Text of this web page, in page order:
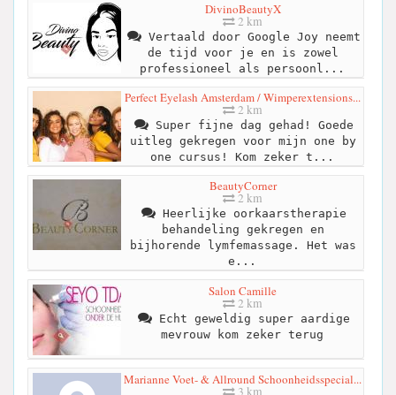
DivinoBeautyX
2 km
Vertaald door Google Joy neemt
de tijd voor je en is zowel
professioneel als persoonl...
Perfect Eyelash Amsterdam / Wimperextensions...
2 km
Super fijne dag gehad! Goede
uitleg gekregen voor mijn one by
one cursus! Kom zeker t...
BeautyCorner
2 km
Heerlijke oorkaarstherapie
behandeling gekregen en
bijhorende lymfemassage. Het was
e...
Salon Camille
2 km
Echt geweldig super aardige
mevrouw kom zeker terug
Marianne Voet- & Allround Schoonheidsspecial...
3 km